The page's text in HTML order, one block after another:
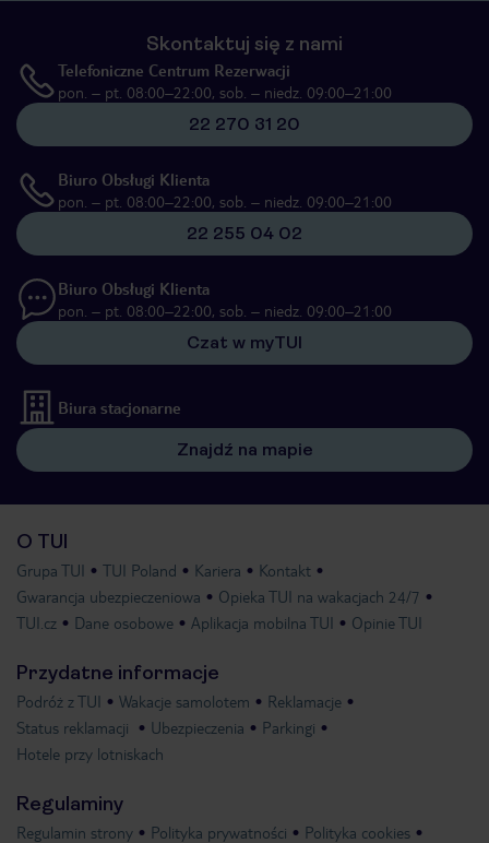
Skontaktuj się z nami
Telefoniczne Centrum Rezerwacji
pon. – pt. 08:00–22:00, sob. – niedz. 09:00–21:00
22 270 31 20
Biuro Obsługi Klienta
pon. – pt. 08:00–22:00, sob. – niedz. 09:00–21:00
22 255 04 02
Biuro Obsługi Klienta
pon. – pt. 08:00–22:00, sob. – niedz. 09:00–21:00
Czat w myTUI
Biura stacjonarne
Znajdź na mapie
O TUI
Grupa TUI TUI Poland Kariera
Kontakt
Gwarancja ubezpieczeniowa
Opieka TUI na wakacjach 24/7
TUI.cz
Dane osobowe Aplikacja mobilna TUI Opinie TUI
Przydatne informacje
Podróż z TUI Wakacje samolotem
Reklamacje
Status reklamacji
Ubezpieczenia
Parkingi
Hotele przy lotniskach
Regulaminy
Regulamin strony Polityka prywatności Polityka cookies